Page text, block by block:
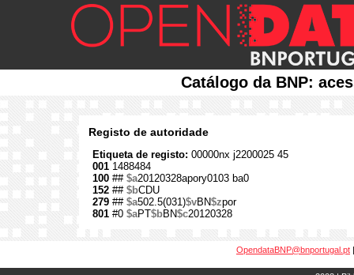
Catálogo da BNP:
Registo de autoridade
Etiqueta de registo: 00000nx j2200025 45
001 1488484
100 ## $a20120328apory0103 ba0
152 ## $bCDU
279 ## $a502.5(031)$vBN$zpor
801 #0 $aPT$bBN$c20120328
OpendataBNP@bnportugal.pt